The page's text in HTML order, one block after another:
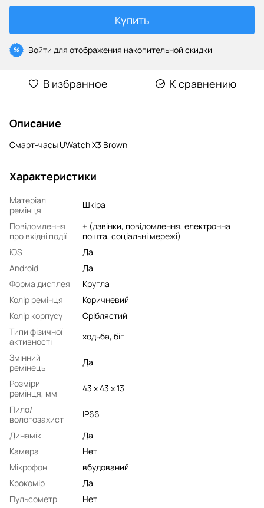
Купить
% Войти для отображения накопительной скидки
В избранное К сравнению
Описание
Смарт-часы UWatch X3 Brown
Характеристики
Матеріал
ремінця
Шкіра
Повідомлення
про вхідні події
+ (дзвінки, повідомлення, електронна
пошта, соціальні мережі)
iOS
Да
Android
Да
Форма дисплея
Кругла
Колір ремінця
Коричневий
Колір корпусу
Сріблястий
Типи фізичної
активності
ходьба, біг
Змінний
ремінець
Да
Розміри
ремінця, мм
43 x 43 x 13
Пило/
вологозахист
IP66
Динамік
Да
Камера
Нет
Мікрофон
вбудований
Крокомір
Да
Пульсометр
Нет